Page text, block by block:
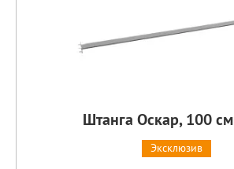
Штанга Оскар, 100 см
Эксклюзив